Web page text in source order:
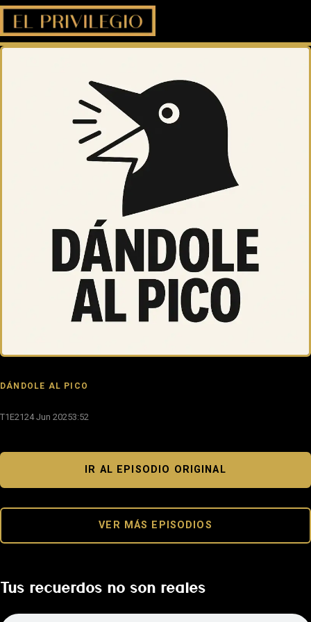
DÁNDOLE AL PICO
T1E2124 Jun 20253:52
IR AL EPISODIO ORIGINAL
VER MÁS EPISODIOS
Tus recuerdos no son reales